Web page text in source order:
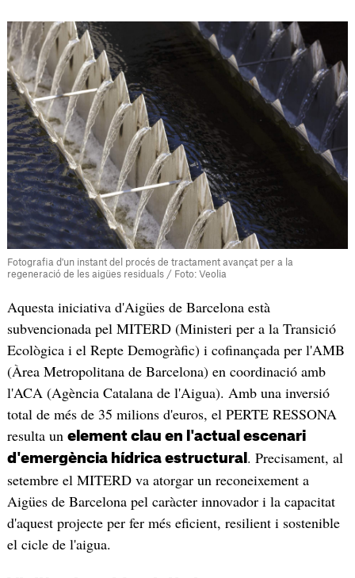
Fotografia d'un instant del procés de tractament avançat per a la
regeneració de les aigües residuals / Foto: Veolia
Aquesta iniciativa d'Aigües de Barcelona està
subvencionada pel MITERD (Ministeri per a la Transició
Ecològica i el Repte Demogràfic) i cofinançada per l'AMB
(Àrea Metropolitana de Barcelona) en coordinació amb
l'ACA (Agència Catalana de l'Aigua). Amb una inversió
total de més de 35 milions d'euros, el PERTE RESSONA
resulta un element clau en l'actual escenari
d'emergència hídrica estructural . Precisament, al
setembre el MITERD va atorgar un reconeixement a
Aigües de Barcelona pel caràcter innovador i la capacitat
d'aquest projecte per fer més eficient, resilient i sostenible
el cicle de l'aigua.